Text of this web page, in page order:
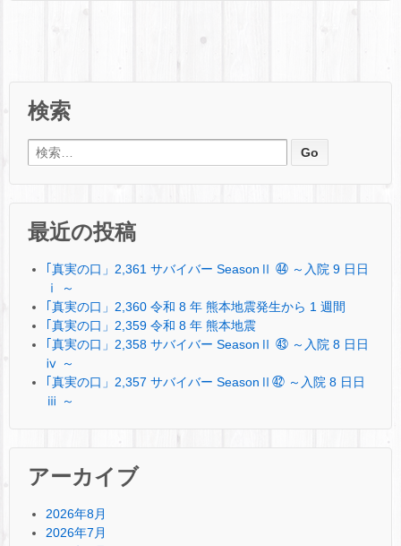
検索
検索:
最近の投稿
｢真実の口」2,361 サバイバー SeasonⅡ ㊹ ～入院 9 日日
ⅰ ～
｢真実の口」2,360 令和 8 年 熊本地震発生から 1 週間
｢真実の口」2,359 令和 8 年 熊本地震
｢真実の口」2,358 サバイバー SeasonⅡ ㊸ ～入院 8 日日
ⅳ ～
｢真実の口」2,357 サバイバー SeasonⅡ㊷ ～入院 8 日日
ⅲ ～
アーカイブ
2026年8月
2026年7月